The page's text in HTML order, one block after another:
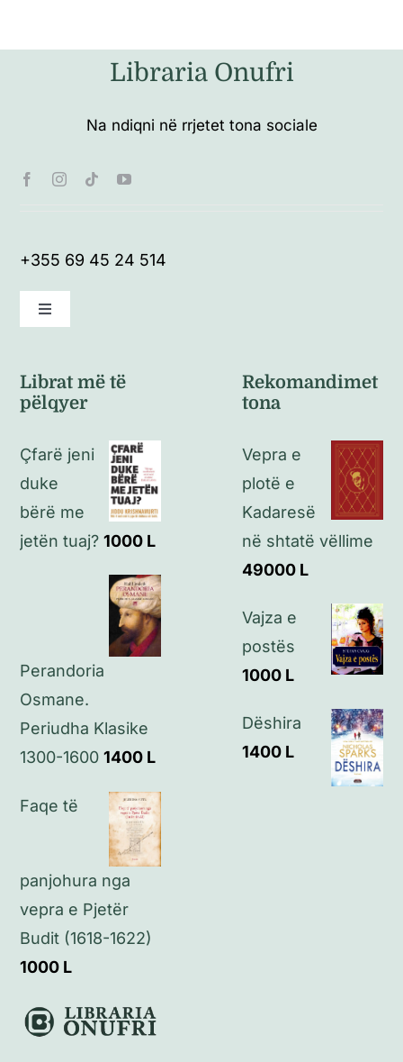
Libraria Onufri
Na ndiqni në rrjetet tona sociale
+355 69 45 24 514
Toggle
Politikat e kthimeve
Politikat e privatësisë
Kontakt
Librat më të
pëlqyer
Çfarë jeni
duke
bërë me
jetën tuaj? 1000 L
Perandoria
Osmane.
Periudha Klasike
1300-1600 1400 L
Faqe të
panjohura nga
vepra e Pjetër
Budit (1618-1622)
1000 L
Rekomandimet
tona
Vepra e
plotë e
Kadaresë
në shtatë vëllime
49000 L
Vajza e
postës
1000 L
Dëshira
1400 L